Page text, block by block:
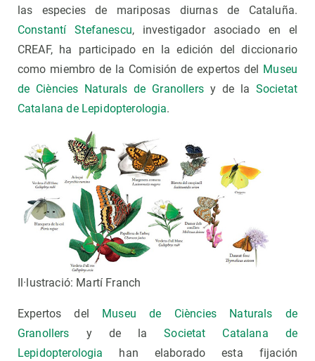
las especies de mariposas diurnas de Cataluña.
Constantí Stefanescu, investigador asociado en el
CREAF, ha participado en la edición del diccionario
como miembro de la Comisión de expertos del Museu
de Ciències Naturals de Granollersy de la Societat
Catalana de Lepidopterologia.
Il·lustració: Martí Franch
Expertos del Museu de Ciències Naturals de
Granollers y de laSocietat Catalana de
Lepidopterologia han elaborado esta fijación